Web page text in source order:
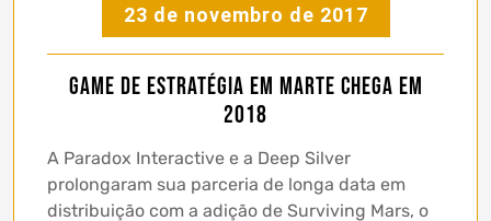
23 de novembro de 2017
Game de estratégia em Marte chega em
2018
A Paradox Interactive e a Deep Silver
prolongaram sua parceria de longa data em
distribuição com a adição de Surviving Mars, o